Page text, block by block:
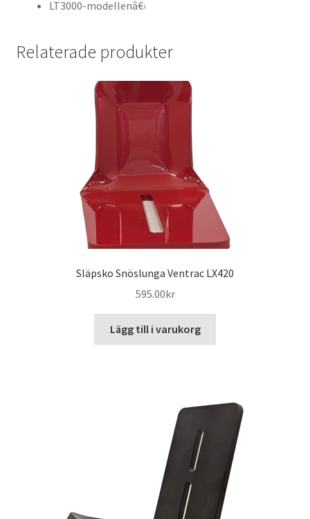
LT3000-modellenâ€‹
Relaterade produkter
Släpsko Snöslunga Ventrac LX420
595.00kr
Lägg till i varukorg